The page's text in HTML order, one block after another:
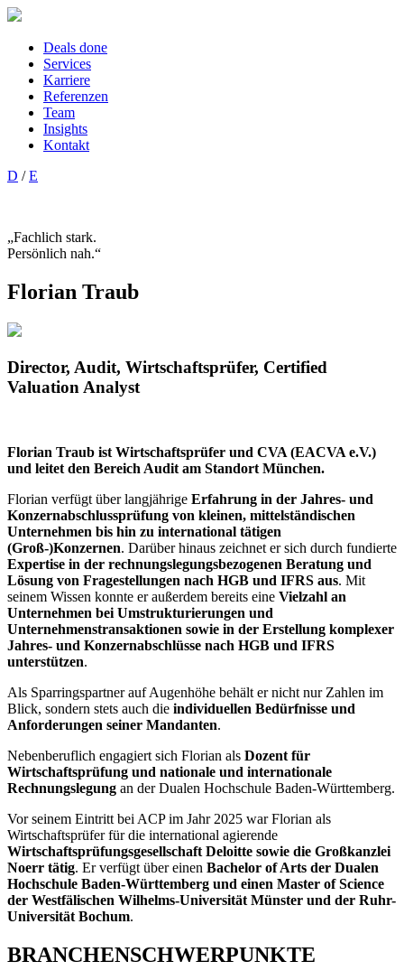
Deals done
Services
Karriere
Referenzen
Team
Insights
Kontakt
D /E
„Fachlich stark.
Persönlich nah.“
Florian Traub
Director, Audit, Wirtschaftsprüfer, Certified
Valuation Analyst
Florian Traub ist Wirtschaftsprüfer und CVA (EACVA e.V.)
und leitet den Bereich Audit am Standort München.
Florian verfügt über langjährige Erfahrung in der Jahres- und
Konzernabschlussprüfung von kleinen, mittelständischen
Unternehmen bis hin zu international tätigen
(Groß-)Konzernen. Darüber hinaus zeichnet er sich durch fundierte
Expertise in der rechnungslegungsbezogenen Beratung und
Lösung von Fragestellungen nach HGB und IFRS aus. Mit
seinem Wissen konnte er außerdem bereits eine Vielzahl an
Unternehmen bei Umstrukturierungen und
Unternehmenstransaktionen sowie in der Erstellung komplexer
Jahres- und Konzernabschlüsse nach HGB und IFRS
unterstützen.
Als Sparringspartner auf Augenhöhe behält er nicht nur Zahlen im
Blick, sondern stets auch die individuellen Bedürfnisse und
Anforderungen seiner Mandanten.
Nebenberuflich engagiert sich Florian als Dozent für
Wirtschaftsprüfung und nationale und internationale
Rechnungslegung an der Dualen Hochschule Baden-Württemberg.
Vor seinem Eintritt bei ACP im Jahr 2025 war Florian als
Wirtschaftsprüfer für die international agierende
Wirtschaftsprüfungsgesellschaft Deloitte sowie die Großkanzlei
Noerr tätig. Er verfügt über einen Bachelor of Arts der Dualen
Hochschule Baden-Württemberg und einen Master of Science
der Westfälischen Wilhelms-Universität Münster und der Ruhr-
Universität Bochum.
BRANCHENSCHWERPUNKTE